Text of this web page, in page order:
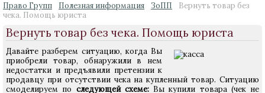
Право Групп Полезная информация ЗоПП
Вернуть товар без
чека. Помощь юриста
Вернуть товар без чека. Помощь юриста
Давайте разберем ситуацию, когда Вы
приобрели товар, обнаружили в нем
недостатки и предъявили претензии к
продавцу при отсутствии чека на купленный товар. Ситуацию
смоделируем по следующей схеме: Вы купили товара (чек не